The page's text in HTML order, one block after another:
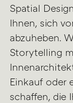
Spatial
Ihnen, sich
abzuheben.
Storytelling
Einkauf oder
schaffen, die